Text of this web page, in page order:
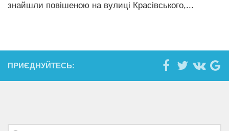
знайшли повішеною на вулиці Красівського,...
ПРИЄДНУЙТЕСЬ: